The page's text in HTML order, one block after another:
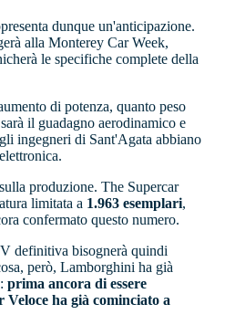
dunque un'anticipazione.
alla Monterey Car Week,
le specifiche complete della
di potenza, quanto peso
il guadagno aerodinamico e
ingegneri di Sant'Agata abbiano
produzione. The Supercar
limitata a 1.963 esemplari,
confermato questo numero.
definitiva bisognerà quindi
però, Lamborghini ha già
prima ancora di essere
Veloce ha già cominciato a